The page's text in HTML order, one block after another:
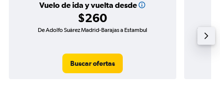
Vuelo de ida y vuelta desde
$260
De Adolfo Suárez Madrid-Barajas a Estambul
Buscar ofertas
Vuelo